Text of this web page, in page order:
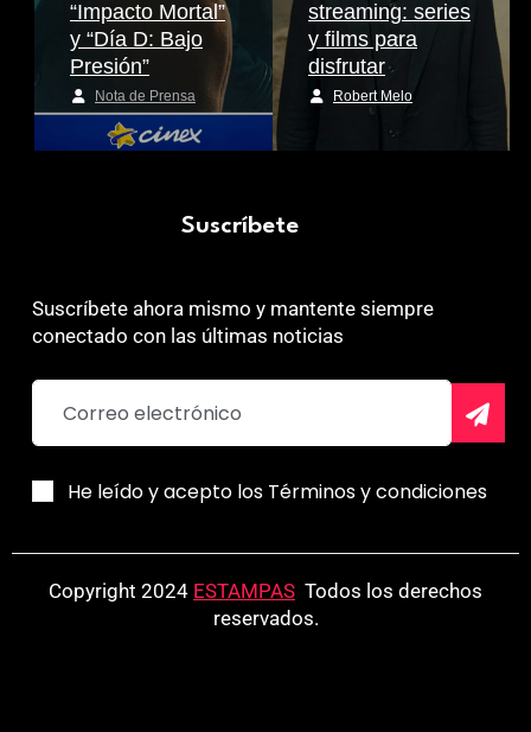
“Impacto Mortal”
y “Día D: Bajo
Presión”
Nota de Prensa
streaming: series
y films para
disfrutar
Robert Melo
Suscríbete
Suscríbete ahora mismo y mantente siempre
conectado con las últimas noticias
He leído y acepto los Términos y condiciones
Copyright 2024 ESTAMPAS Todos los derechos
reservados.